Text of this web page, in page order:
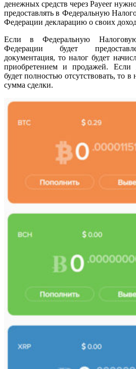
денежных средств через Payeer
предоставлять в Федеральную
Федерации декларацию о своих
Если в Федеральную
Федерации будет
документация, то налог будет
приобретением и продажей. Если
будет полностью отсутствовать, то в
сумма сделки.